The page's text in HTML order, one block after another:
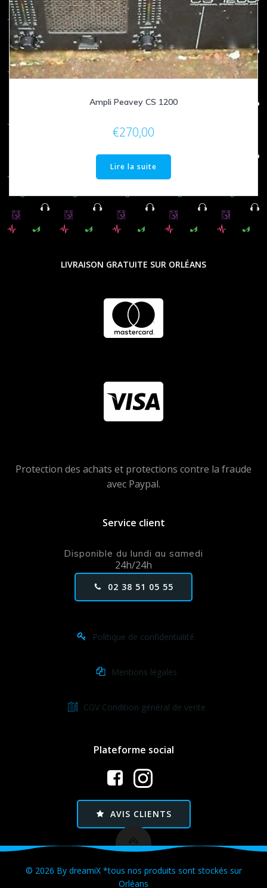
Ampli Peavey CS 1200
€270,00
Lire la suite
LIVRAISON GRATUITE SUR ORLÉANS
Protection des achats et protections contre la fraude
avec Paypal.
Service client
Disponible du lundi au samedi
24h/24h
02 38 51 05 55
Politique de confidentialité.
Mentions légales
CGV Condition général de vente
Plateforme social
AVIS CLIENTS
© 2026 By dreamiX *tous nos produits sont stockés sur
Orléans